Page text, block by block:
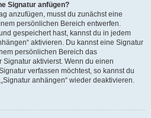
Signatur anfügen?
anzufügen, musst du zunächst eine
persönlichen Bereich entwerfen.
gespeichert hast, kannst du in jedem
aktivieren. Du kannst eine Signatur
persönlichen Bereich das
aktivierst. Wenn du einen
verfassen möchtest, so kannst du
anhängen“ wieder deaktivieren.